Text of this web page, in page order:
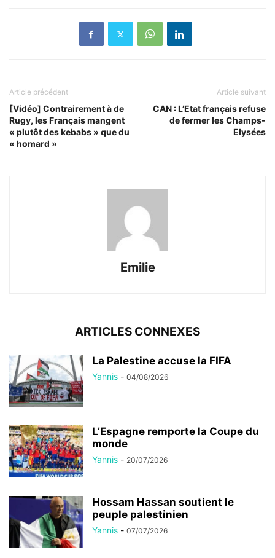
Article précédent
[Vidéo] Contrairement à de
Rugy, les Français mangent
« plutôt des kebabs » que du
« homard »
Article suivant
CAN : L’Etat français refuse
de fermer les Champs-
Elysées
Emilie
ARTICLES CONNEXES
La Palestine accuse la FIFA
Yannis - 04/08/2026
L’Espagne remporte la Coupe du
monde
Yannis - 20/07/2026
Hossam Hassan soutient le
peuple palestinien
Yannis - 07/07/2026